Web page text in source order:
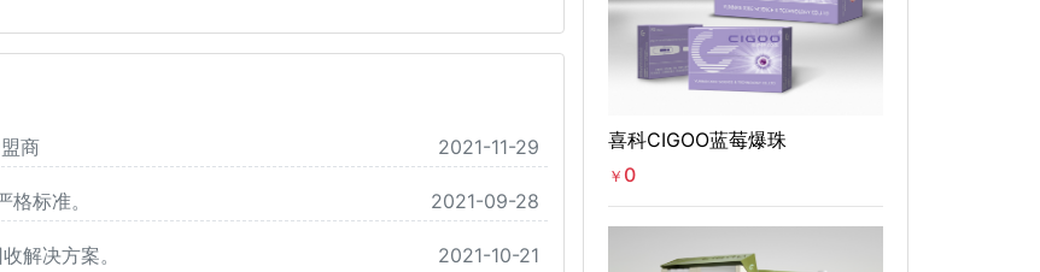
商 2021-11-29
标准。 2021-09-28
解决方案。 2021-10-21
喜科CIGOO蓝莓爆珠
￥ 0